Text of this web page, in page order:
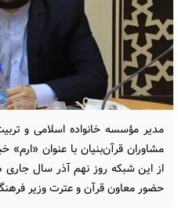
مدیر مؤسسه خانواده اسلامی و
مشاوران قرآن‌بنیان با عنوان
از این شبکه روز نهم آذر سال
حضور معاون قرآن و عترت وزیر